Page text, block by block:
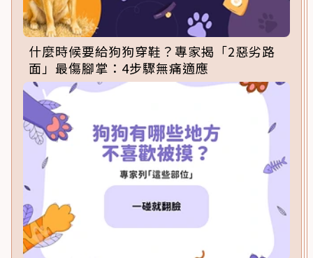
什麼時候要給狗狗穿鞋？專家揭「2惡劣路
面」最傷腳掌：4步驟無痛適應